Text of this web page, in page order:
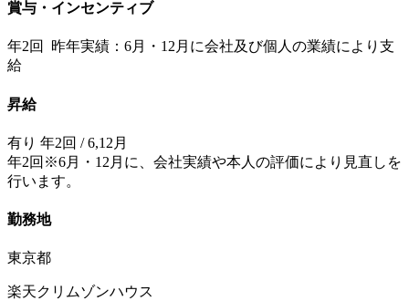
賞与・インセンティブ
年2回 昨年実績：6月・12月に会社及び個人の業績により支
給
昇給
有り 年2回 / 6,12月
年2回※6月・12月に、会社実績や本人の評価により見直しを
行います。
勤務地
東京都
楽天クリムゾンハウス